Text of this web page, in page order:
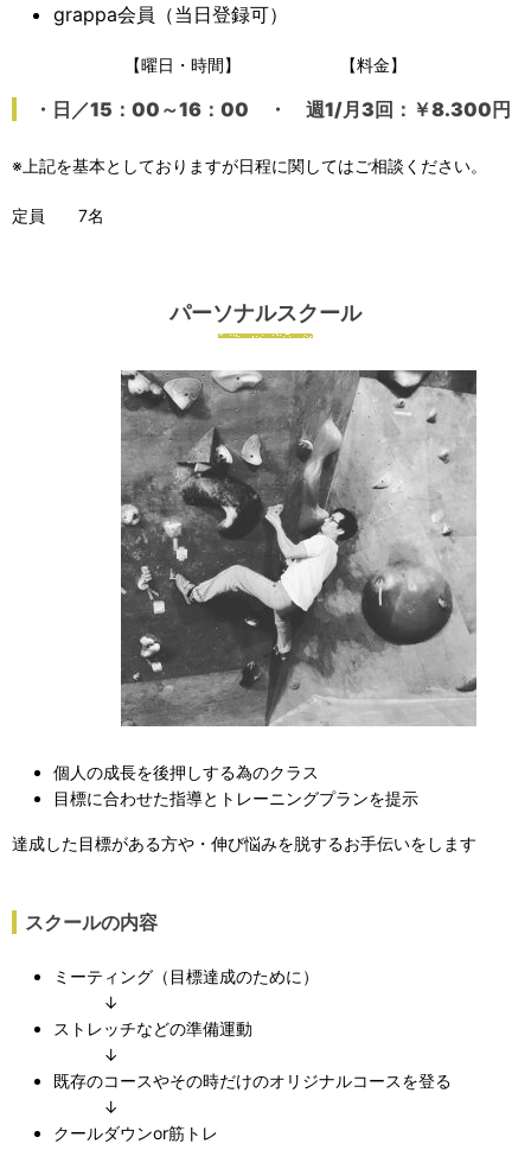
grappa会員（当日登録可）
【曜日・時間】 【料金】
・日／15：00～16：00 ・ 週1/月3回：￥8.300円
※上記を基本としておりますが日程に関してはご相談ください。
定員 7名
パーソナルスクール
個人の成長を後押しする為のクラス
目標に合わせた指導とトレーニングプランを提示
達成した目標がある方や・伸び悩みを脱するお手伝いをします
スクールの内容
ミーティング（目標達成のために）
↓
ストレッチなどの準備運動
↓
既存のコースやその時だけのオリジナルコースを登る
↓
クールダウンor筋トレ